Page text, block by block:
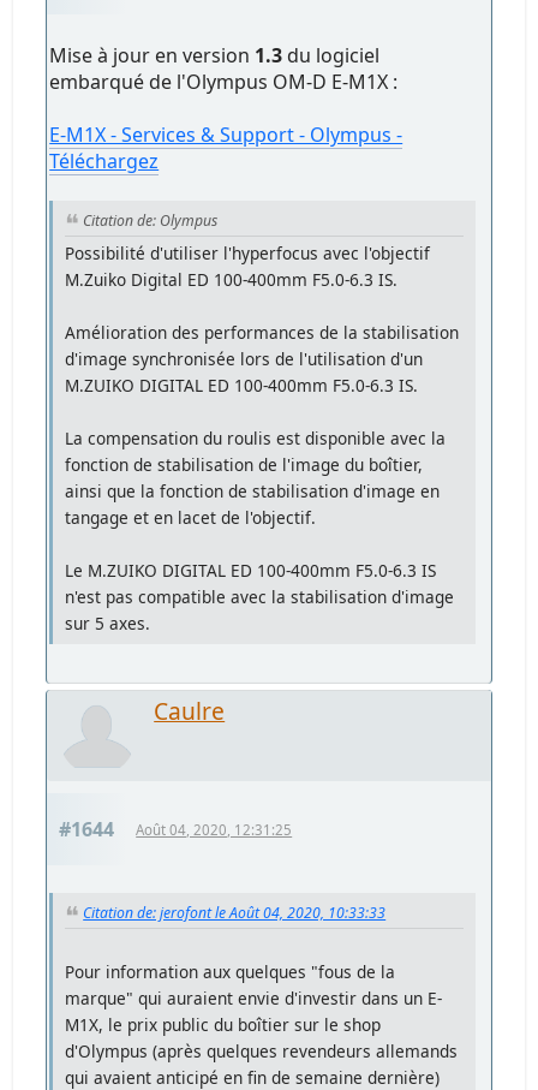
Mise à jour en version 1.3 du logiciel
embarqué de l'Olympus OM-D E-M1X :
E‑M1X - Services & Support - Olympus -
Téléchargez
Citation de: Olympus
Possibilité d'utiliser l'hyperfocus avec l'objectif
M.Zuiko Digital ED 100-400mm F5.0-6.3 IS.
Amélioration des performances de la stabilisation
d'image synchronisée lors de l'utilisation d'un
M.ZUIKO DIGITAL ED 100-400mm F5.0-6.3 IS.
La compensation du roulis est disponible avec la
fonction de stabilisation de l'image du boîtier,
ainsi que la fonction de stabilisation d'image en
tangage et en lacet de l'objectif.
Le M.ZUIKO DIGITAL ED 100-400mm F5.0-6.3 IS
n'est pas compatible avec la stabilisation d'image
sur 5 axes.
Caulre
#1644 Août 04, 2020, 12:31:25
Citation de: jerofont le Août 04, 2020, 10:33:33
Pour information aux quelques "fous de la
marque" qui auraient envie d'investir dans un E-
M1X, le prix public du boîtier sur le shop
d'Olympus (après quelques revendeurs allemands
qui avaient anticipé en fin de semaine dernière)